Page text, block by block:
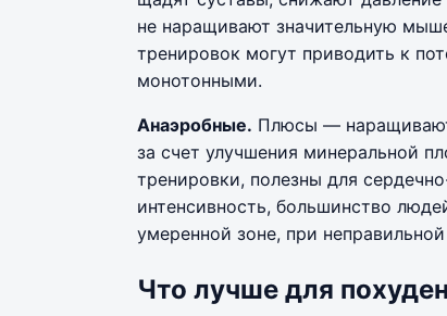
не наращивают значительную
тренировок могут приводить к
монотонными.
Анаэробные. Плюсы —
за счет улучшения минеральной
тренировки, полезны для
интенсивность, большинство
умеренной зоне, при
Что лучше для